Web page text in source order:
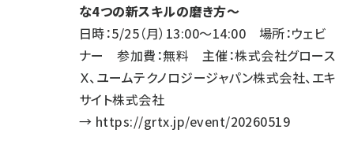
な4つの新スキルの磨き方〜
日時：5/25（月）13:00～14:00 場所：ウェビ
ナー 参加費：無料 主催：株式会社グロース
Ｘ、ユームテクノロジージャパン株式会社、エキ
サイト株式会社
→ https://grtx.jp/event/20260519